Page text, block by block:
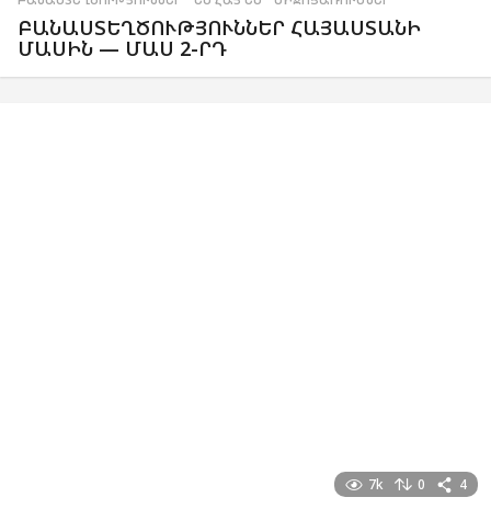
ԲԱՆԱՍՏԵՂԾՈՒԹՅՈՒՆՆԵՐ ՀԱՅԱՍՏԱՆԻ
ՄԱՍԻՆ — ՄԱՍ 2-ՐԴ
7k 0 4